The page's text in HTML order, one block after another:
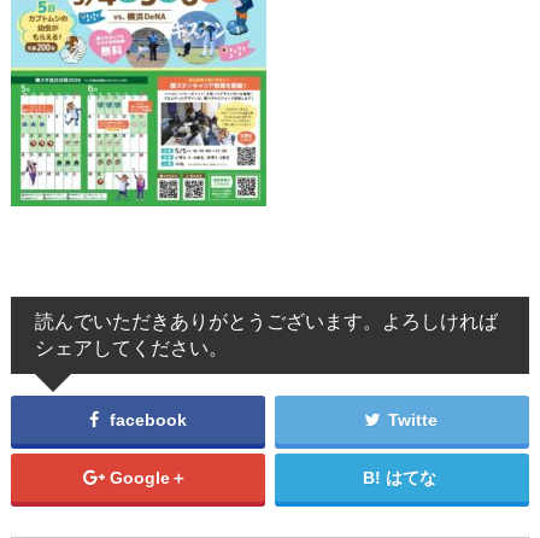
読んでいただきありがとうございます。よろしければ
シェアしてください。
facebook Twitte
Google＋ はてな